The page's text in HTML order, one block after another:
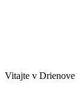
Vitajte v Drienove